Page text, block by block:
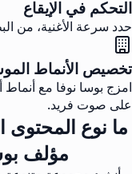
التحكم في الإيقاع
حدد سرعة الأغنية، من
تخصيص الأنماط
امزج بوسا نوفا مع
على صوت فريد.
ما نوع المحتوى
مؤلف